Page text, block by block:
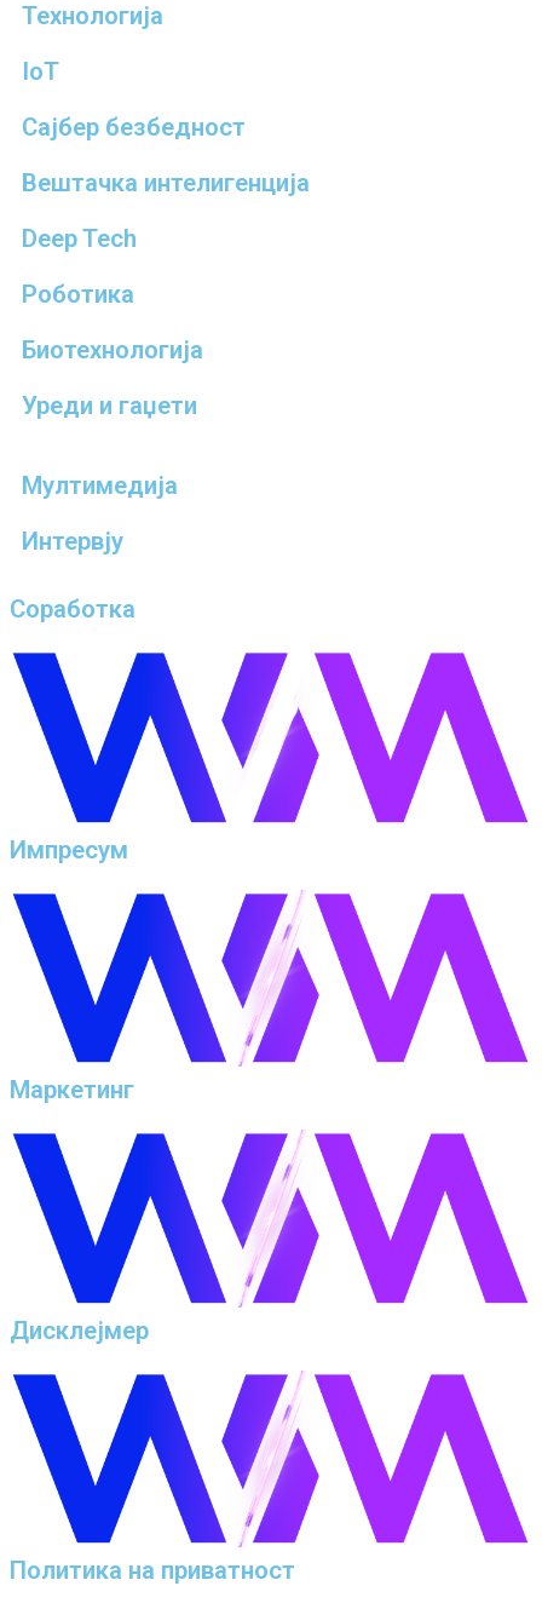
Технологија
IoT
Сајбер безбедност
Вештачка интелигенција
Deep Tech
Роботика
Биотехнологија
Уреди и гаџети
Мултимедија
Интервју
Соработка
Импресум
Маркетинг
Дисклејмер
Политика на приватност